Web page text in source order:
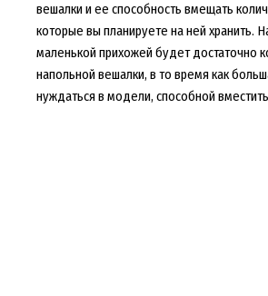
вешалки и ее способность вмещать
которые вы планируете на ней хранить.
маленькой прихожей будет достаточно
напольной вешалки, в то время как
нуждаться в модели, способной